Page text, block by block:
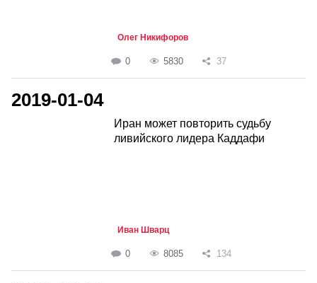
Олег Никифоров
0 5830 37
2019-01-04
Иран может повторить судьбу
ливийского лидера Каддафи
Иван Шварц
0 8085 134